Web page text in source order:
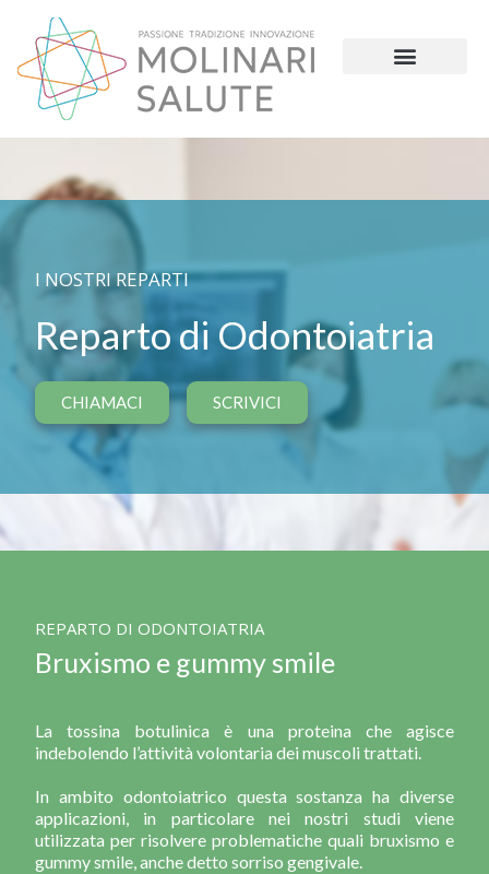
I NOSTRI REPARTI
Reparto di Odontoiatria
CHIAMACI SCRIVICI
REPARTO DI ODONTOIATRIA
Bruxismo e gummy smile
La tossina botulinica è una proteina che agisce
indebolendo l’attività volontaria dei muscoli trattati.
In ambito odontoiatrico questa sostanza ha diverse
applicazioni, in particolare nei nostri studi viene
utilizzata per risolvere problematiche quali bruxismo e
gummy smile, anche detto sorriso gengivale.